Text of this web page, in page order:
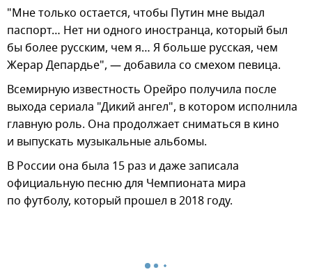
"Мне только остается, чтобы Путин мне выдал
паспорт… Нет ни одного иностранца, который был
бы более русским, чем я… Я больше русская, чем
Жерар Депардье", — добавила со смехом певица.
Всемирную известность Орейро получила после
выхода сериала "Дикий ангел", в котором исполнила
главную роль. Она продолжает сниматься в кино
и выпускать музыкальные альбомы.
В России она была 15 раз и даже записала
официальную песню для Чемпионата мира
по футболу, который прошел в 2018 году.